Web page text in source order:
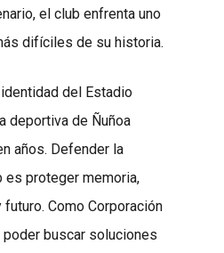
el club enfrenta uno
difíciles de su historia.
del Estadio
deportiva de Ñuñoa
años. Defender la
es proteger memoria,
Como Corporación
buscar soluciones